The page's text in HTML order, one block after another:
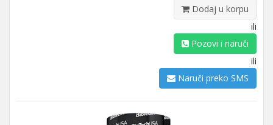
Dodaj u korpu
ili
Pozovi i naruči
ili
Naruči preko SMS